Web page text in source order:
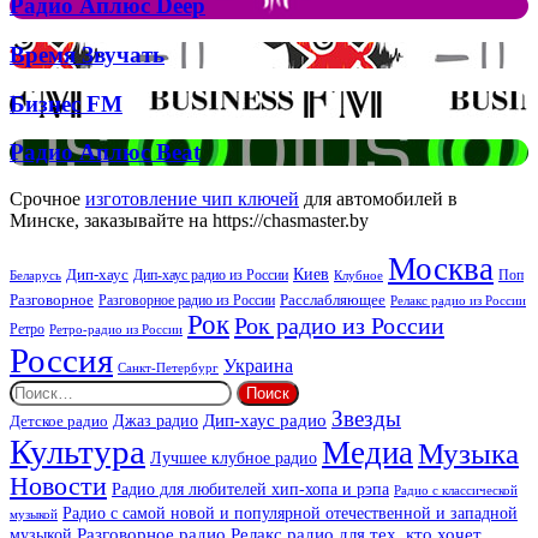
та
Брітні
Спірс
Аплюс
Deep
Радио Аплюс Deep
Время
Звучать
Время Звучать
Бизнес
Бизнес FM
Радио
Аплюс
Beat
Радио Аплюс Beat
Срочное изготовление чип ключей для автомобилей в
Минске, заказывайте на https://chasmaster.by
Беларусь Дип-хаус Дип-хаус радио из России Киев Клубное Москва Поп
Разговорное Разговорное радио из России Расслабляющее Релакс радио из России
Ретро Ретро-радио из России РокРок радио из России
Россия Санкт-Петербург Украина
Найти:
Детское радио Джаз радио Дип-хаус радио Звезды
Культура Лучшее клубное радио МедиаМузыка
Новости Радио для любителей хип-хопа и рэпа Радио с классической
музыкой Радио с самой новой и популярной отечественной и западной